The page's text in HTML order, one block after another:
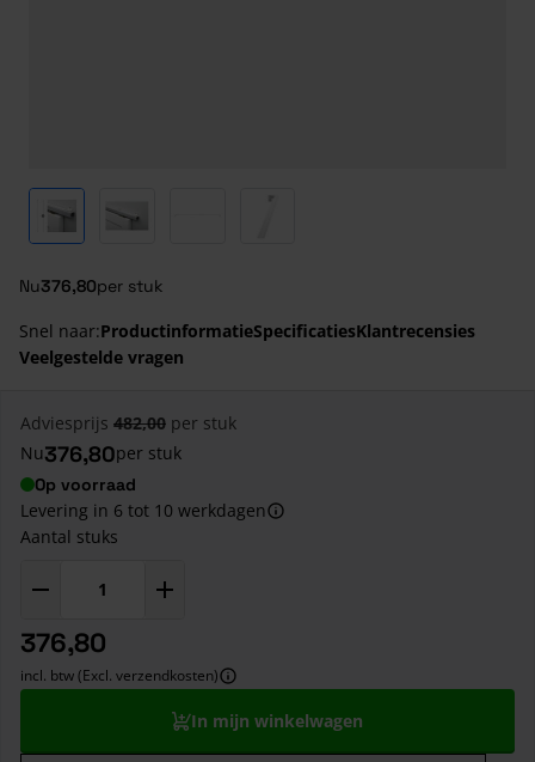
Nu376,80per stuk
Snel naar:ProductinformatieSpecificatiesKlantrecensies
Veelgestelde vragen
Adviesprijs 482,00 per stuk
Nu376,80per stuk
Op voorraad
Levering in 6 tot 10 werkdagen
Aantal stuks
376,80
incl. btw (Excl. verzendkosten)
In mijn winkelwagen